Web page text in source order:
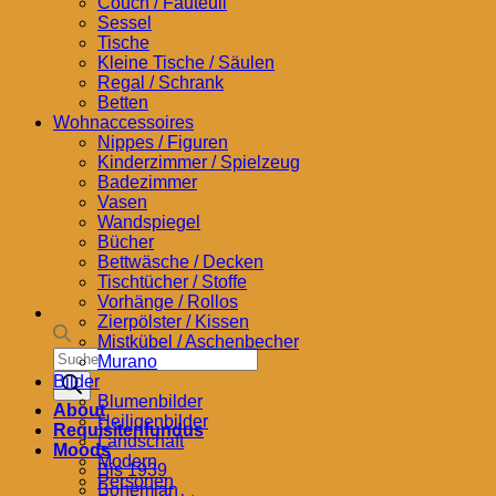
Products
search
About
Requisitenfundus
Moods
Bis 1939
Bohemian
Sessel
Tische
Kleine Tische / Säulen
Regal / Schrank
Betten
Wohnaccessoires
Nippes / Figuren
Kinderzimmer / Spielzeug
Badezimmer
Vasen
Wandspiegel
Bücher
Bettwäsche / Decken
Tischtücher / Stoffe
Vorhänge / Rollos
Zierpölster / Kissen
Mistkübel / Aschenbecher
Murano
Bilder
Blumenbilder
Heiligenbilder
Landschaft
Modern
Personen